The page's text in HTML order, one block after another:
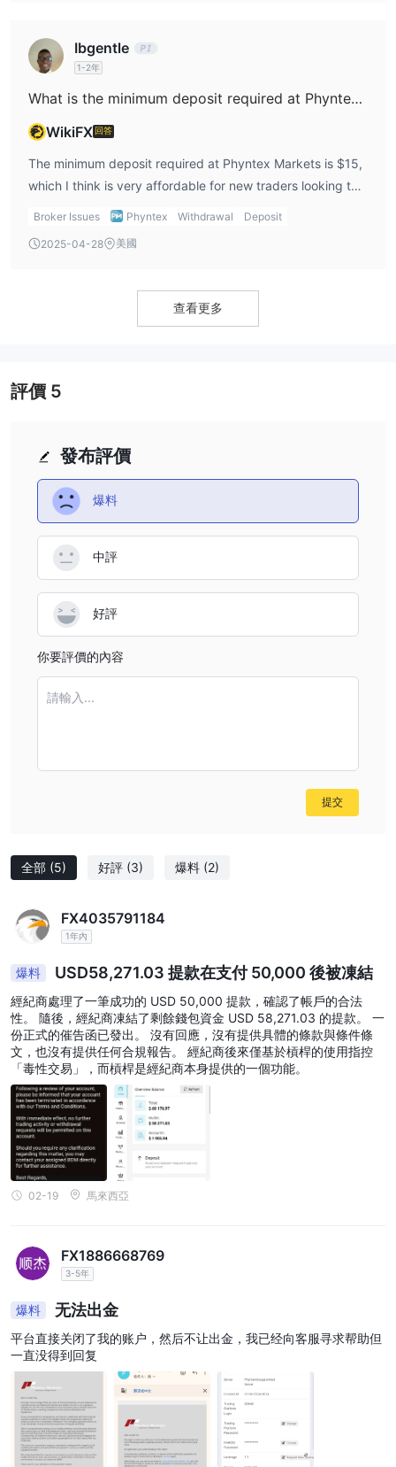
Ibgentle
1-2年
What is the minimum deposit required at Phyntex Markets?
WikiFX 回答
The minimum deposit required at Phyntex Markets is $15,
which I think is very affordable for new traders looking to
get started with a small budget. Personally, I appreciate
me to test the waters before making a bigger
Broker Issues Phyntex Withdrawal Deposit
2025-04-28 美國
查看更多
全部 (5) 好評 (3) 爆料 (2)
FX4035791184
1年內
爆料 USD58,271.03 提款在支付 50,000 後被凍結
經紀商處理了一筆成功的 USD 50,000 提款，確認了帳戶的合法
性。 隨後，經紀商凍結了剩餘錢包資金 USD 58,271.03 的提款。 一
份正式的催告函已發出。 沒有回應，沒有提供具體的條款與條件條
文，也沒有提供任何合規報告。 經紀商後來僅基於槓桿的使用指控
「毒性交易」，而槓桿是經紀商本身提供的一個功能。
02-19 馬來西亞
FX1886668769
3-5年
爆料 无法出金
平台直接关闭了我的账户，然后不让出金，我已经向客服寻求帮助但
一直没得到回复
發布評價
爆料
中評
好評
你要評價的內容
請輸入...
提交
評價 5